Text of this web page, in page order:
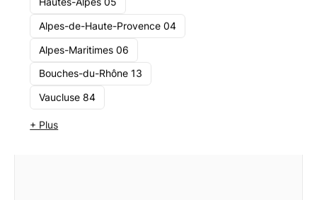
Alpes-de-Haute-Provence 04
Alpes-Maritimes 06
Bouches-du-Rhône 13
Vaucluse 84
+ Plus